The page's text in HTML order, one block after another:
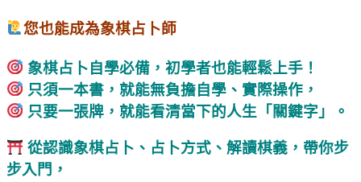
您也能成為象棋占卜師
象棋占卜自學必備，初學者也能輕鬆上手！
只須一本書，就能無負擔自學、實際操作，
只要一張牌，就能看清當下的人生「關鍵字」。
從認識象棋占卜、占卜方式、解讀棋義，帶你步
步入門，